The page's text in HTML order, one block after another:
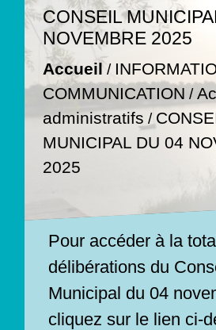
CONSEIL
NOVEMBRE 2025
Accueil /
COMMUNICATION /
administratifs /
MUNICIPAL DU 04
2025
Pour accéder à la
délibérations du
Municipal du 04
cliquez sur le lien ci-